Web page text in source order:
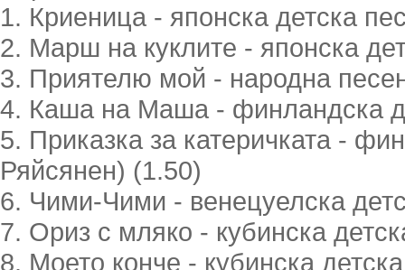
1. Криеница - японска детска
2. Марш на куклите - японска
3. Приятелю мой - народна
4. Каша на Маша - финландска
5. Приказка за катеричката -
Ряйсянен) (1.50)
6. Чими-Чими - венецуелска
7. Ориз с мляко - кубинска
8. Моето конче - кубинска